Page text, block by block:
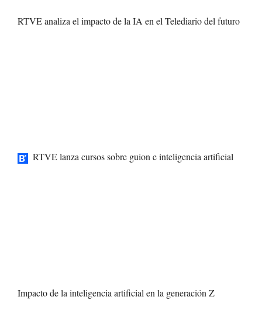
RTVE analiza el impacto de la IA en el Telediario del futuro
RTVE lanza cursos sobre guion e inteligencia artificial
Impacto de la inteligencia artificial en la generación Z